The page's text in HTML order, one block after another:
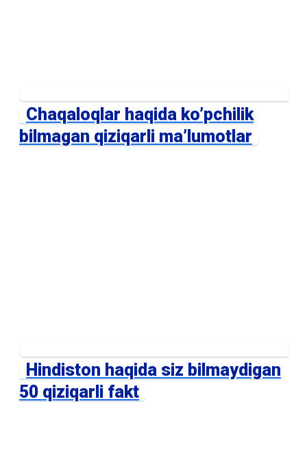
Chaqaloqlar haqida ko’pchilik
bilmagan qiziqarli ma’lumotlar
Hindiston haqida siz bilmaydigan
50 qiziqarli fakt